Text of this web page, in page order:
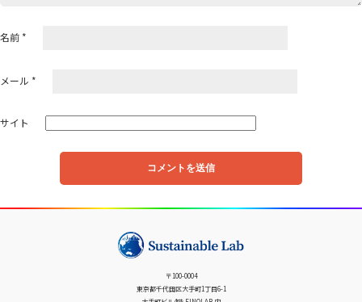
名前 *
メール *
サイト
〒100-0004
東京都千代田区大手町1丁目6-1